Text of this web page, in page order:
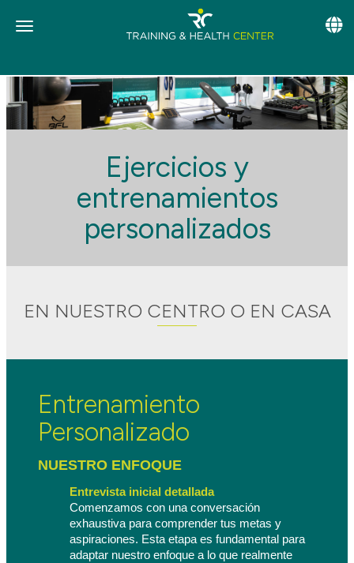
Toggle navigation
Ejercicios y
entrenamientos
personalizados
EN NUESTRO CENTRO O EN CASA
Entrenamiento
Personalizado
NUESTRO ENFOQUE
Entrevista inicial detallada
Comenzamos con una conversación
exhaustiva para comprender tus metas y
aspiraciones. Esta etapa es fundamental para
adaptar nuestro enfoque a lo que realmente